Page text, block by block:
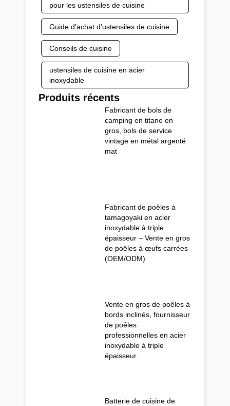
pour les ustensiles de cuisine
Guide d'achat d'ustensiles de cuisine
Conseils de cuisine
ustensiles de cuisine en acier
inoxydable
Produits récents
Fabricant de bols de
camping en titane en
gros, bols de service
vintage en métal argenté
mat
Fabricant de poêles à
tamagoyaki en acier
inoxydable à triple
épaisseur – Vente en gros
de poêles à œufs carrées
(OEM/ODM)
Vente en gros de poêles à
bords inclinés, fournisseur
de poêles
professionnelles en acier
inoxydable à triple
épaisseur
Batterie de cuisine de